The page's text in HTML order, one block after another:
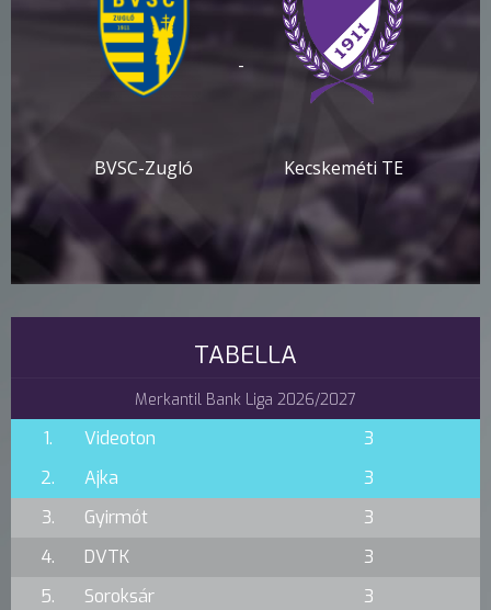
BVSC-Zugló
-
Kecskeméti TE
TABELLA
Merkantil Bank Liga 2026/2027
1. Videoton
3
2.
Ajka
3
3.
Gyirmót
3
4.
DVTK
3
5.
Soroksár
3